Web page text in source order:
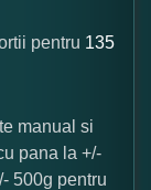
pentru 135
manual si
pana la +/-
500g pentru